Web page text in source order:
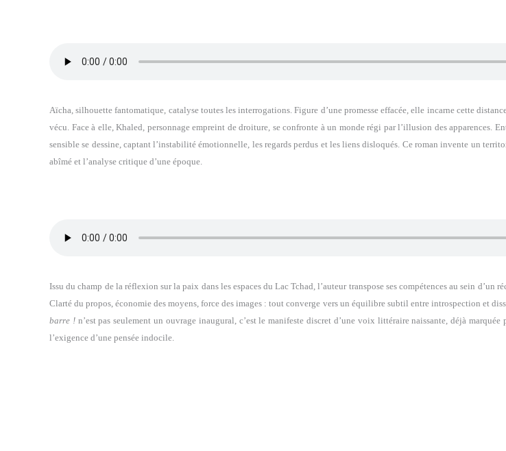
Aïcha, silhouette fantomatique, catalyse toutes les interrogations. Figure d’une promesse effacée, elle incarne cette
vécu. Face à elle, Khaled, personnage empreint de droiture, se confronte à un monde régi par l’illusion des apparences.
sensible se dessine, captant l’instabilité émotionnelle, les regards perdus et les liens disloqués. Ce roman invente un
abîmé et l’analyse critique d’une époque.
Issu du champ de la réflexion sur la paix dans les espaces du Lac Tchad, l’auteur transpose ses compétences au sein d’un
Clarté du propos, économie des moyens, force des images : tout converge vers un équilibre subtil entre introspection et
barre !n’est pas seulement un ouvrage inaugural, c’est le manifeste discret d’une voix littéraire naissante, déjà marquée
l’exigence d’une pensée indocile.